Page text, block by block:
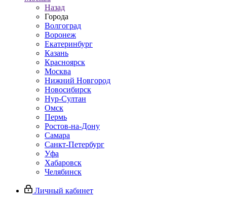
Назад
Города
Волгоград
Воронеж
Екатеринбург
Казань
Красноярск
Москва
Нижний Новгород
Новосибирск
Нур-Султан
Омск
Пермь
Ростов-на-Дону
Самара
Санкт-Петербург
Уфа
Хабаровск
Челябинск
Личный кабинет